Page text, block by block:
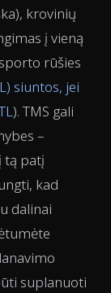
krovinių
į vieną
rūšies
siuntos, jei
). TMS gali
–
tą patį
kad
dalinai
suplanuoti